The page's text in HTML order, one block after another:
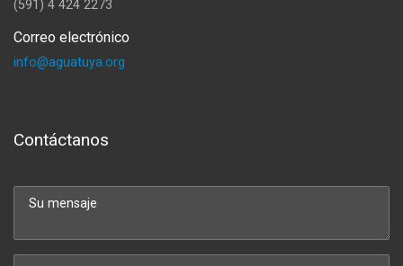
(591) 4 424 2273
Correo electrónico
info@aguatuya.org
Contáctanos